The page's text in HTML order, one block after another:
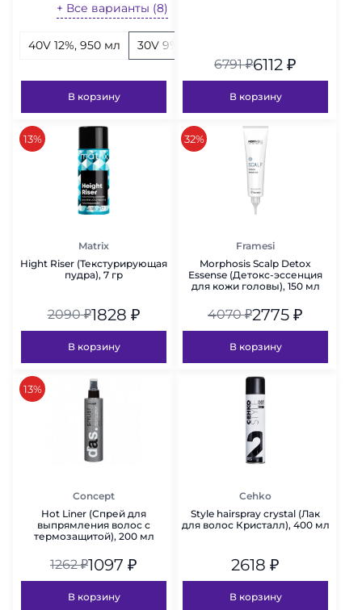
+ Все варианты (8)
40V 12%, 950 мл 30V 9%, 150 мл
В корзину
6791₽6112 ₽
В корзину
скидка
13%
Matrix
Hight Riser (Текстурирующая
пудра), 7 гр
2090₽1828 ₽
В корзину
скидка
32%
Framesi
Morphosis Scalp Detox
Essense (Детокс-эссенция
для кожи головы), 150 мл
4070₽2775 ₽
В корзину
скидка
13%
Concept
Hot Liner (Спрей для
выпрямления волос с
термозащитой), 200 мл
1262₽1097 ₽
В корзину
Cehko
Style hairspray crystal (Лак
для волос Кристалл), 400 мл
2618 ₽
В корзину